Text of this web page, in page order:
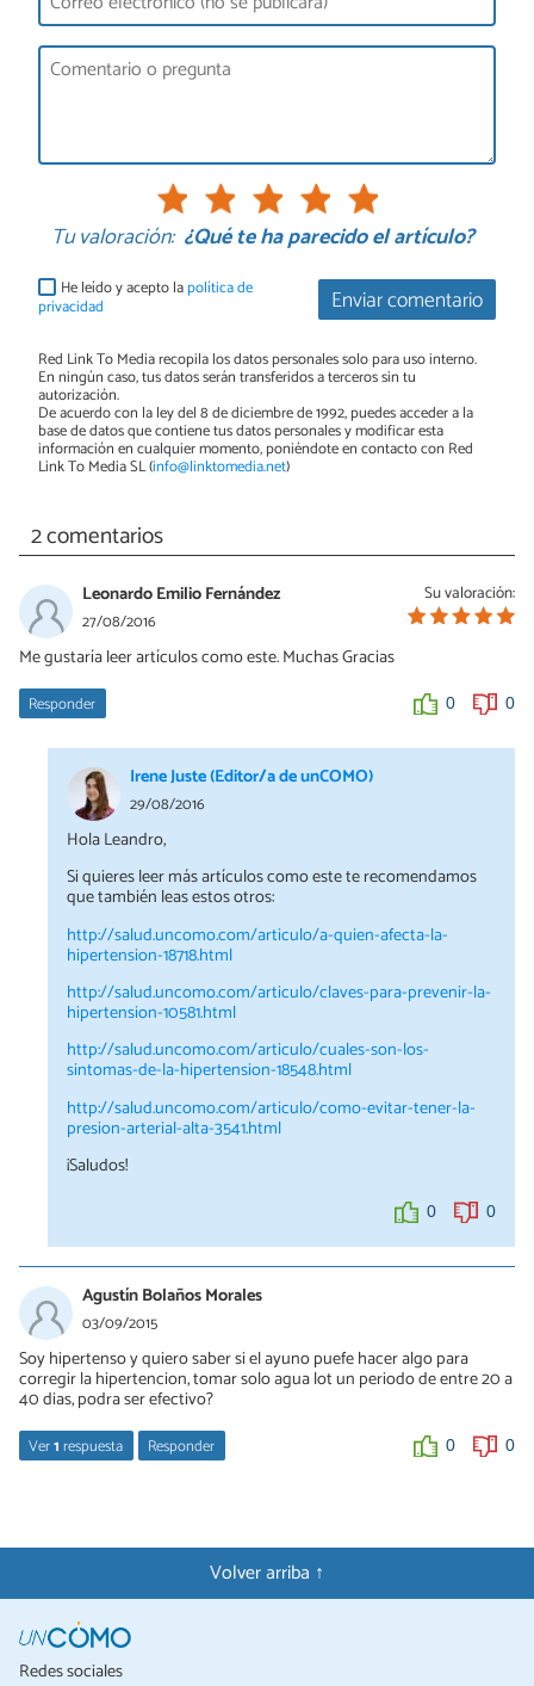
Tu valoración: ¿Qué te ha parecido el artículo?
Enviar comentario
He leído y acepto lapolítica de
privacidad
Red Link To Media recopila los datos personales solo para uso interno.
En ningún caso, tus datos serán transferidos a terceros sin tu
autorización.
De acuerdo con la ley del 8 de diciembre de 1992, puedes acceder a la
base de datos que contiene tus datos personales y modificar esta
información en cualquier momento, poniéndote en contacto con Red
Link To Media SL (info@linktomedia.net)
2 comentarios
Su valoración:
Leonardo Emilio Fernández
27/08/2016
Me gustaría leer artículos como este. Muchas Gracias
Responder 0 0
Irene Juste (Editor/a de unCOMO)
29/08/2016
Hola Leandro,
Si quieres leer más artículos como este te recomendamos
que también leas estos otros:
http://salud.uncomo.com/articulo/a-quien-afecta-la-
hipertension-18718.html
http://salud.uncomo.com/articulo/claves-para-prevenir-la-
hipertension-10581.html
http://salud.uncomo.com/articulo/cuales-son-los-
sintomas-de-la-hipertension-18548.html
http://salud.uncomo.com/articulo/como-evitar-tener-la-
presion-arterial-alta-3541.html
¡Saludos!
0 0
Agustín Bolaños Morales
03/09/2015
Soy hipertenso y quiero saber si el ayuno puefe hacer algo para
corregir la hipertencion, tomar solo agua lot un periodo de entre 20 a
40 dias, podra ser efectivo?
Ver1respuesta Responder 0 0
Hola, en lo absoluto. Lo único que puede hacer algo por la
hipertensión es que corrijas tus hábitos alimenticios y hagas
actividad física. No hay remedios milagrosos para esta condición.
Saludos
Volver arriba ↑
Redes sociales